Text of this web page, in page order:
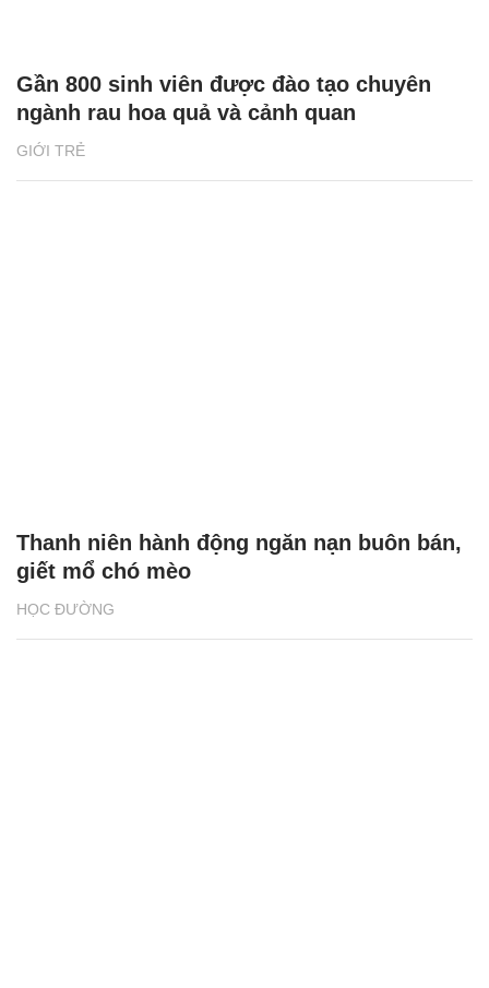
GIỚI TRẺ
Gần 800 sinh viên được đào tạo chuyên
ngành rau hoa quả và cảnh quan
HỌC ĐƯỜNG
Thanh niên hành động ngăn nạn buôn bán,
giết mổ chó mèo